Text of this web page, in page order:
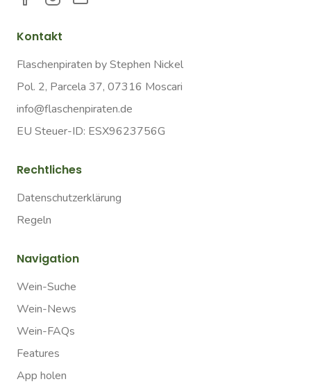
Kontakt
Flaschenpiraten by Stephen Nickel
Pol. 2, Parcela 37, 07316 Moscari
info@flaschenpiraten.de
EU Steuer-ID: ESX9623756G
Rechtliches
Datenschutzerklärung
Regeln
Navigation
Wein-Suche
Wein-News
Wein-FAQs
Features
App holen